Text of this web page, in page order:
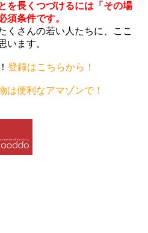
を長くつづけるには「その場
須条件です。
くさんの若い人たちに、ここ
います。
登録はこちらから！
は便利なアマゾンで！